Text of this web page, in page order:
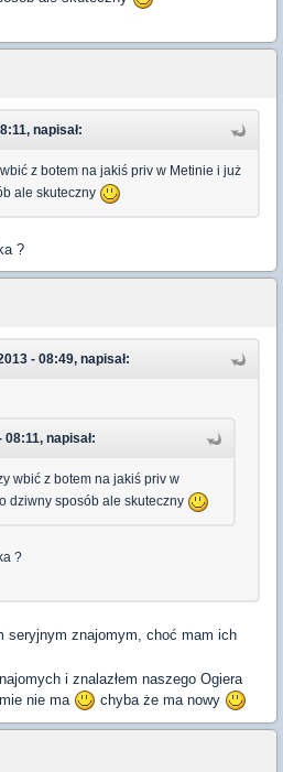
napisał:
z botem na jakiś priv w Metinie i już
ale skuteczny
?
- 08:49, napisał:
napisał:
wbić z botem na jakiś priv w
dziwny sposób ale skuteczny
?
seryjnym znajomym, choć mam ich
i znalazłem naszego Ogiera
nie ma
chyba że ma nowy